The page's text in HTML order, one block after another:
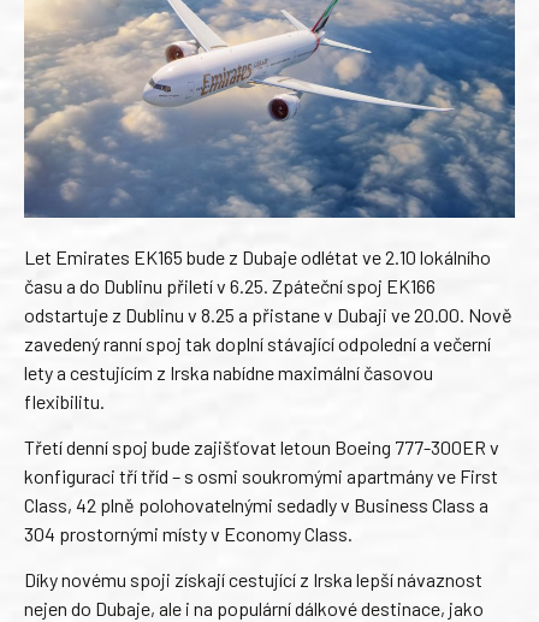
Let Emirates EK165 bude z Dubaje odlétat ve 2.10 lokálního
času a do Dublinu přiletí v 6.25. Zpáteční spoj EK166
odstartuje z Dublinu v 8.25 a přistane v Dubaji ve 20.00. Nově
zavedený ranní spoj tak doplní stávající odpolední a večerní
lety a cestujícím z Irska nabídne maximální časovou
flexibilitu.
Třetí denní spoj bude zajišťovat letoun Boeing 777-300ER v
konfiguraci tří tříd – s osmi soukromými apartmány ve First
Class, 42 plně polohovatelnými sedadly v Business Class a
304 prostornými místy v Economy Class.
Díky novému spoji získají cestující z Irska lepší návaznost
nejen do Dubaje, ale i na populární dálkové destinace, jako